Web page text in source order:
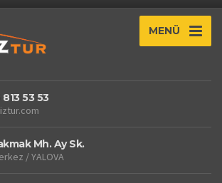
MENÜ
53 53
Mh. Ay Sk.
/ YALOVA